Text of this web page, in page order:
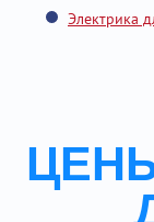
Электрика